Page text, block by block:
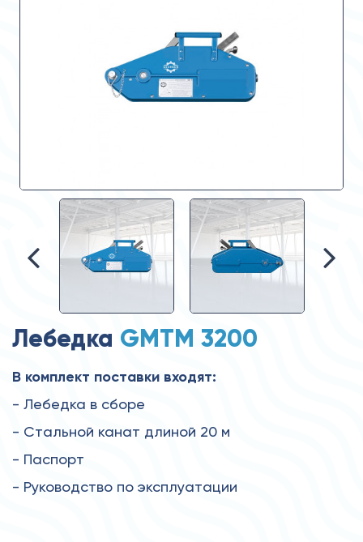
Лебедка GMTM 3200
В комплект поставки входят:
- Лебедка в сборе
- Стальной канат длиной 20 м
- Паспорт
- Руководство по эксплуатации